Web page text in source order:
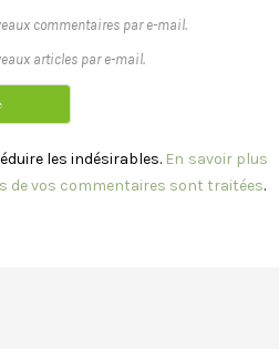
commentaires par e-mail.
articles par e-mail.
les indésirables. En savoir plus
de vos commentaires sont traitées.